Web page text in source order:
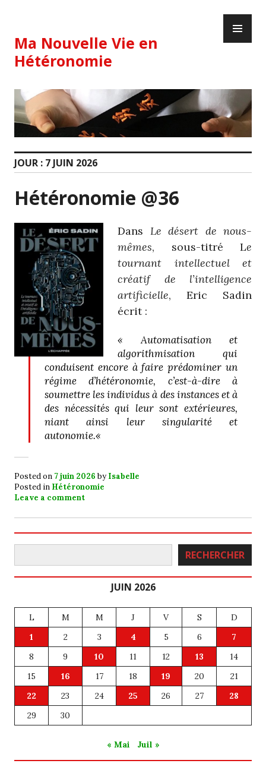
content
Ma Nouvelle Vie en
Hétéronomie
JOUR : 7 JUIN 2026
Hétéronomie @36
Dans Le désert de nous-
mêmes, sous-titré Le
tournant intellectuel et
créatif de l’intelligence
artificielle, Eric Sadin
écrit :
«Automatisation et
algorithmisation qui
conduisent encore à faire prédominer un
régime d’hétéronomie, c’est-à-dire à
soumettre les individus à des instances et à
des nécessités qui leur sont extérieures,
niant ainsi leur singularité et
autonomie.«
Posted on 7 juin 2026 byIsabelle
Posted in Hétéronomie
Leave a comment
Rechercher RECHERCHER
JUIN 2026
L M M J V S
D
1
2 3 4 5 6
7
8
9 10 11 12 13
14
15
16 17 18 19 20
21
22
23 24 25 26 27
28
29
30
« Mai Juil »